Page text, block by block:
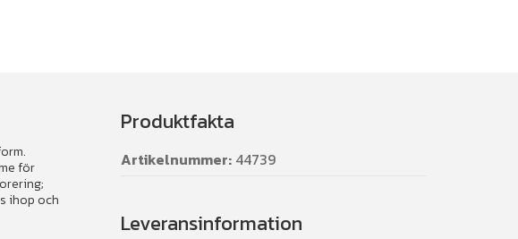
för
ihop och
Produktfakta
Artikelnummer: 44739
Leveransinformation